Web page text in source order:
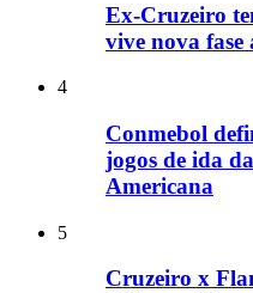
Ex-Cruzeiro
vive nova
4
Conmebol
jogos de ida
Americana
5
Cruzeiro x